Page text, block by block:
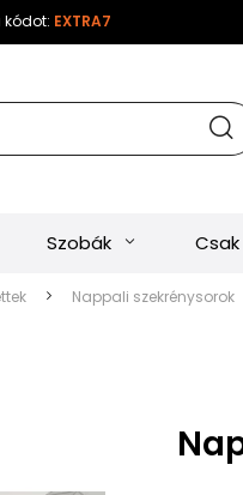
EXTRA7
Szobák
Nappali szekrénysorok